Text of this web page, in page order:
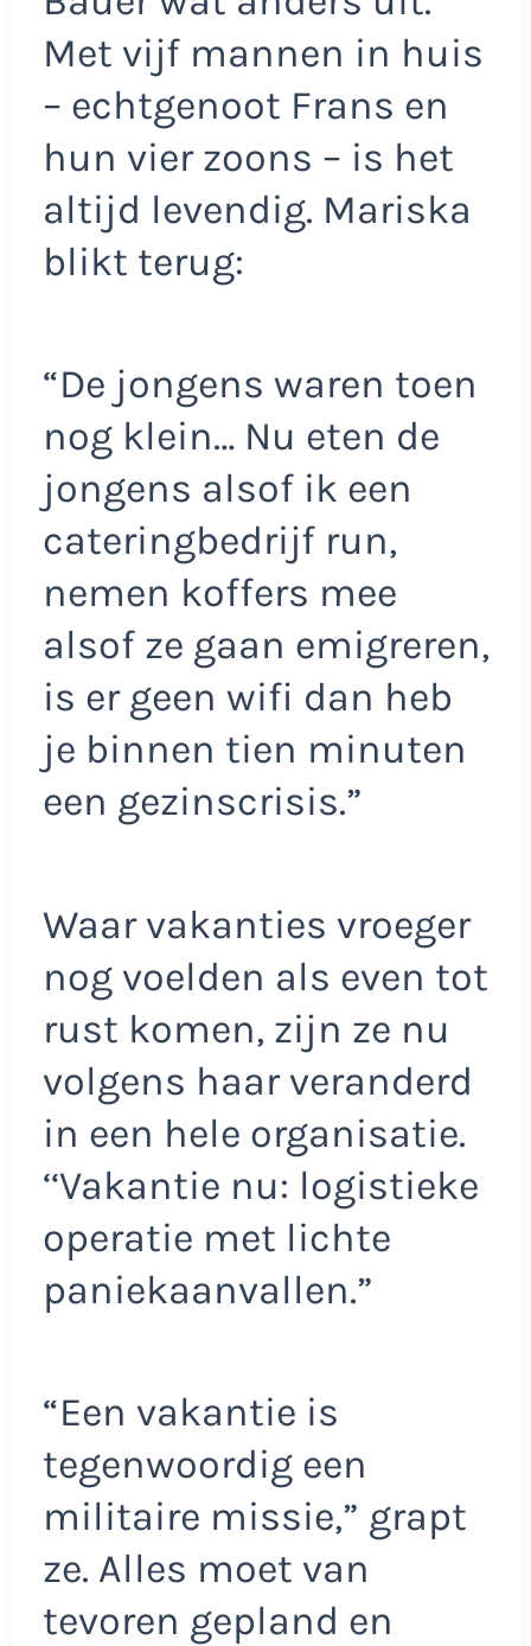
Met vijf mannen in huis
– echtgenoot Frans en
hun vier zoons – is het
altijd levendig. Mariska
blikt terug:
“De jongens waren toen
nog klein… Nu eten de
jongens alsof ik een
cateringbedrijf run,
nemen koffers mee
alsof ze gaan emigreren,
is er geen wifi dan heb
je binnen tien minuten
een gezinscrisis.”
Waar vakanties vroeger
nog voelden als even tot
rust komen, zijn ze nu
volgens haar veranderd
in een hele organisatie.
‘‘Vakantie nu: logistieke
operatie met lichte
paniekaanvallen.”
“Een vakantie is
tegenwoordig een
militaire missie,” grapt
ze. Alles moet van
tevoren gepland en